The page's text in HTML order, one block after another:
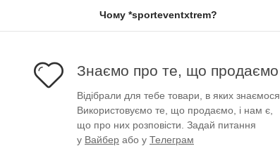
Чому *sporteventxtrem?
Знаємо про те, що продаємо
Відібрали для тебе товари, в яких знаємося.
Використовуємо те, що продаємо, і нам є,
що про них розповісти. Задай питання
у Вайберабо у Телеграм